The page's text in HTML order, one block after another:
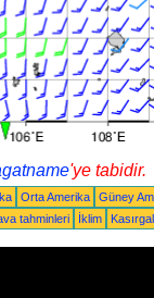
'ye tabidir.
Orta Amerika Güney
tahminleri İklim